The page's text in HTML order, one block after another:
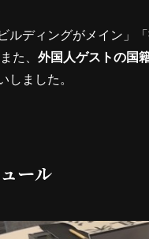
ルディングがメイン」
た、 外国人ゲストの国
ました。
ール